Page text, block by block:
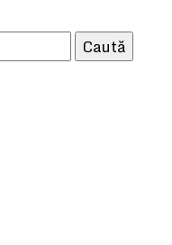
să ne spunem!